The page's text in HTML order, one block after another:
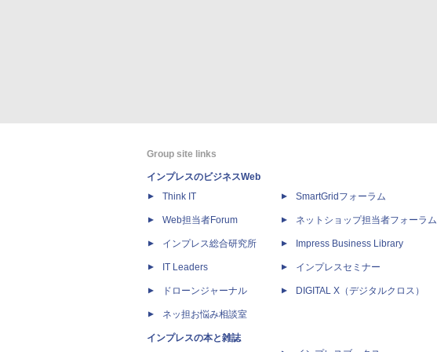
Group site links
インプレスのビジネスWeb
Think IT
Web担当者Forum
インプレス総合研究所
IT Leaders
ドローンジャーナル
ネッ担お悩み相談室
インプレスの本と雑誌
SmartGridフォーラム
ネットショップ担当者フォーラム
Impress Business Library
インプレスセミナー
DIGITAL X（デジタルクロス）